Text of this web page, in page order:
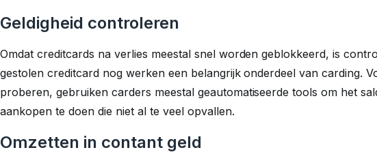
Geldigheid controleren
Omdat creditcards na verlies meestal snel worden geblokkeerd, is
gestolen creditcard nog werken een belangrijk onderdeel van carding.
proberen, gebruiken carders meestal geautomatiseerde tools om het
aankopen te doen die niet al te veel opvallen.
Omzetten in contant geld